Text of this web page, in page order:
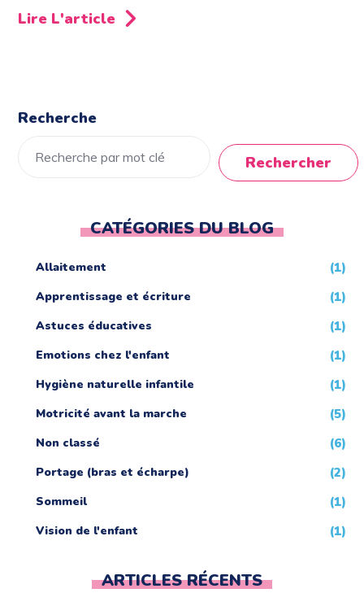
Lire L'article
Recherche
Rechercher
CATÉGORIES DU BLOG
Allaitement (1)
Apprentissage et écriture (1)
Astuces éducatives (1)
Emotions chez l'enfant (1)
Hygiène naturelle infantile (1)
Motricité avant la marche (5)
Non classé (6)
Portage (bras et écharpe) (2)
Sommeil (1)
Vision de l'enfant (1)
ARTICLES RÉCENTS